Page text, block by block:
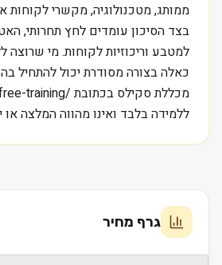
ממותג, מטכנולוגיה, מקשרי לקוחות
בצד הסיכון עומדים לחץ תחרותי,
למטבע וריכוזיות לקוחות. מי שרוצה
כאלה בצורה מסודרת יכול להתחיל
ללמידה בלבד ואינו מהווה המלצה
גרף מחיר